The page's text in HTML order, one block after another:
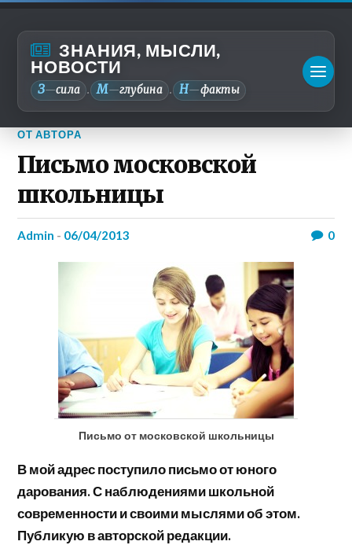
ЗНАНИЯ, МЫСЛИ,
НОВОСТИ
З—сила . М—глубина . Н—факты
ОТ АВТОРА
Письмо московской
школьницы
admin - 06/04/2013 0
Письмо от московской школьницы
В мой адрес поступило письмо от юного
дарования. С наблюдениями школьной
современности и своими мыслями об этом.
Публикую в авторской редакции.